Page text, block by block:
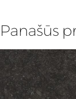
Panašūs